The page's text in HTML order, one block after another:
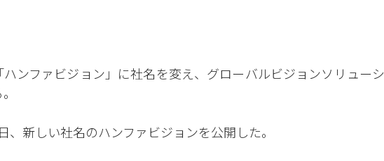
ンファビジョン」に社名を変え、グローバルビジョンソリューシ
、新しい社名のハンファビジョンを公開した。